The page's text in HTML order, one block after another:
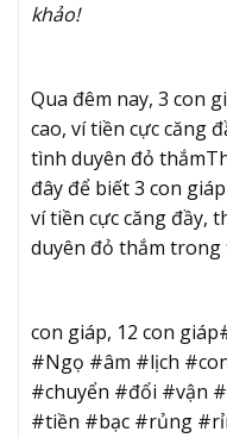
khảo!
Qua đêm nay, 3 con
cao, ví tiền cực căng
tình duyên đỏ thắm
đây để biết 3 con
ví tiền cực căng đầy,
duyên đỏ thắm trong
con giáp, 12 con
#Ngọ #âm #lịch
#chuyển #đổi #vận
#tiền #bạc #rủng